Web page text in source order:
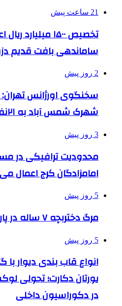
21 ساعت پیش
تخصیص ۱۵۰۰
ساماندهی بافت قدیم
2 روز پیش
سخنگوی اورژانس
شهرک شمس آباد به ۲۱نفر رسید
3 روز پیش
محدودیت ترافیکی در
امامزادگان کرج اعمال
5 روز پیش
مرگ دختربچه ۷ ساله در پارک اسلامشهر
5 روز پیش
انواع قاب بندی دیوار
یورتان دکارت؛ تحولی
در دکوراسیون داخلی